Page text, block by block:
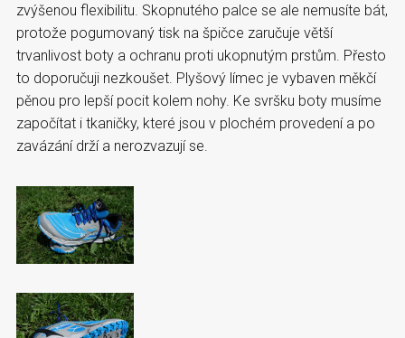
zvýšenou flexibilitu. Skopnutého palce se ale nemusíte bát,
protože pogumovaný tisk na špičce zaručuje větší
trvanlivost boty a ochranu proti ukopnutým prstům. Přesto
to doporučuji nezkoušet. Plyšový límec je vybaven měkčí
pěnou pro lepší pocit kolem nohy. Ke svršku boty musíme
započítat i tkaničky, které jsou v plochém provedení a po
zavázání drží a nerozvazují se.